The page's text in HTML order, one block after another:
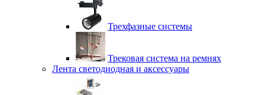
Трехфазные системы
Трековая система на ремнях
Лента светодиодная и аксессуары